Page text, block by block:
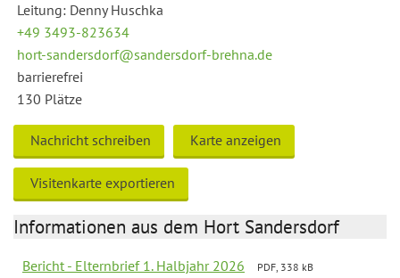
Leitung: Denny Huschka
+49 3493-823634
hort-sandersdorf@sandersdorf-brehna.de
barrierefrei
130 Plätze
Nachricht schreiben Karte anzeigen
Visitenkarte exportieren
Informationen aus dem Hort Sandersdorf
Bericht - Elternbrief 1. Halbjahr 2026
PDF, 338 kB